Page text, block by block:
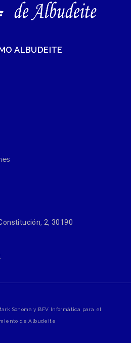
ALBUDEITE
2, 30190
Sonoma y BFV Informática para el
de Albudeite